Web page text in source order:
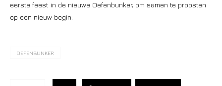
eerste feest in de nieuwe Oefenbunker, om samen te proosten
op een nieuw begin.
OEFENBUNKER